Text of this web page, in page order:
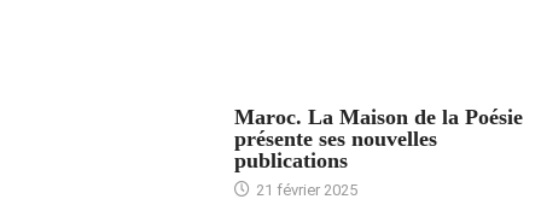
Maroc. La Maison de la Poésie
présente ses nouvelles
publications
21 février 2025